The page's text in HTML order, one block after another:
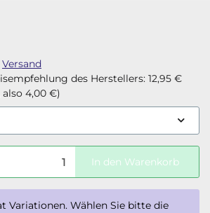
Versand
des Herstellers: 12,95 €
also 4,00 €)
In den Warenkorb
Variationen. Wählen Sie bitte die